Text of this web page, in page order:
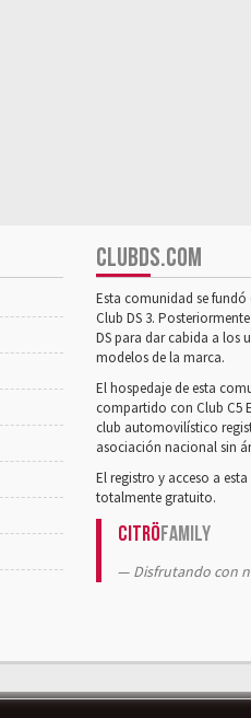
CLUBDS.COM
Esta comunidad se fundó
Club DS 3.
DS para dar cabida a los
modelos de la marca.
El hospedaje de esta
compartido con Club C5
club automovilístico
asociación nacional sin
El registro y acceso a
totalmente gratuito.
CitröFamily
Disfrutando con